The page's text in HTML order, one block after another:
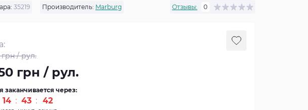
35219 Производитель: Marburg Отзывы: 0
грн / рул.
грн / рул.
заканчивается через:
14 : 43 : 41